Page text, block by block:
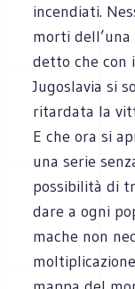
incendiati.
morti dell’una
detto che con
Jugoslavia si
ritardata la
E che ora si
una serie
possibilità di
dare a ogni
mache non